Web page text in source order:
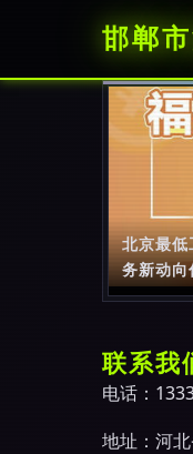
邯郸
北京最
务新动
联系我
电话：
地址：河